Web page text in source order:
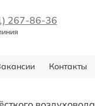
267-86-36
Контакты